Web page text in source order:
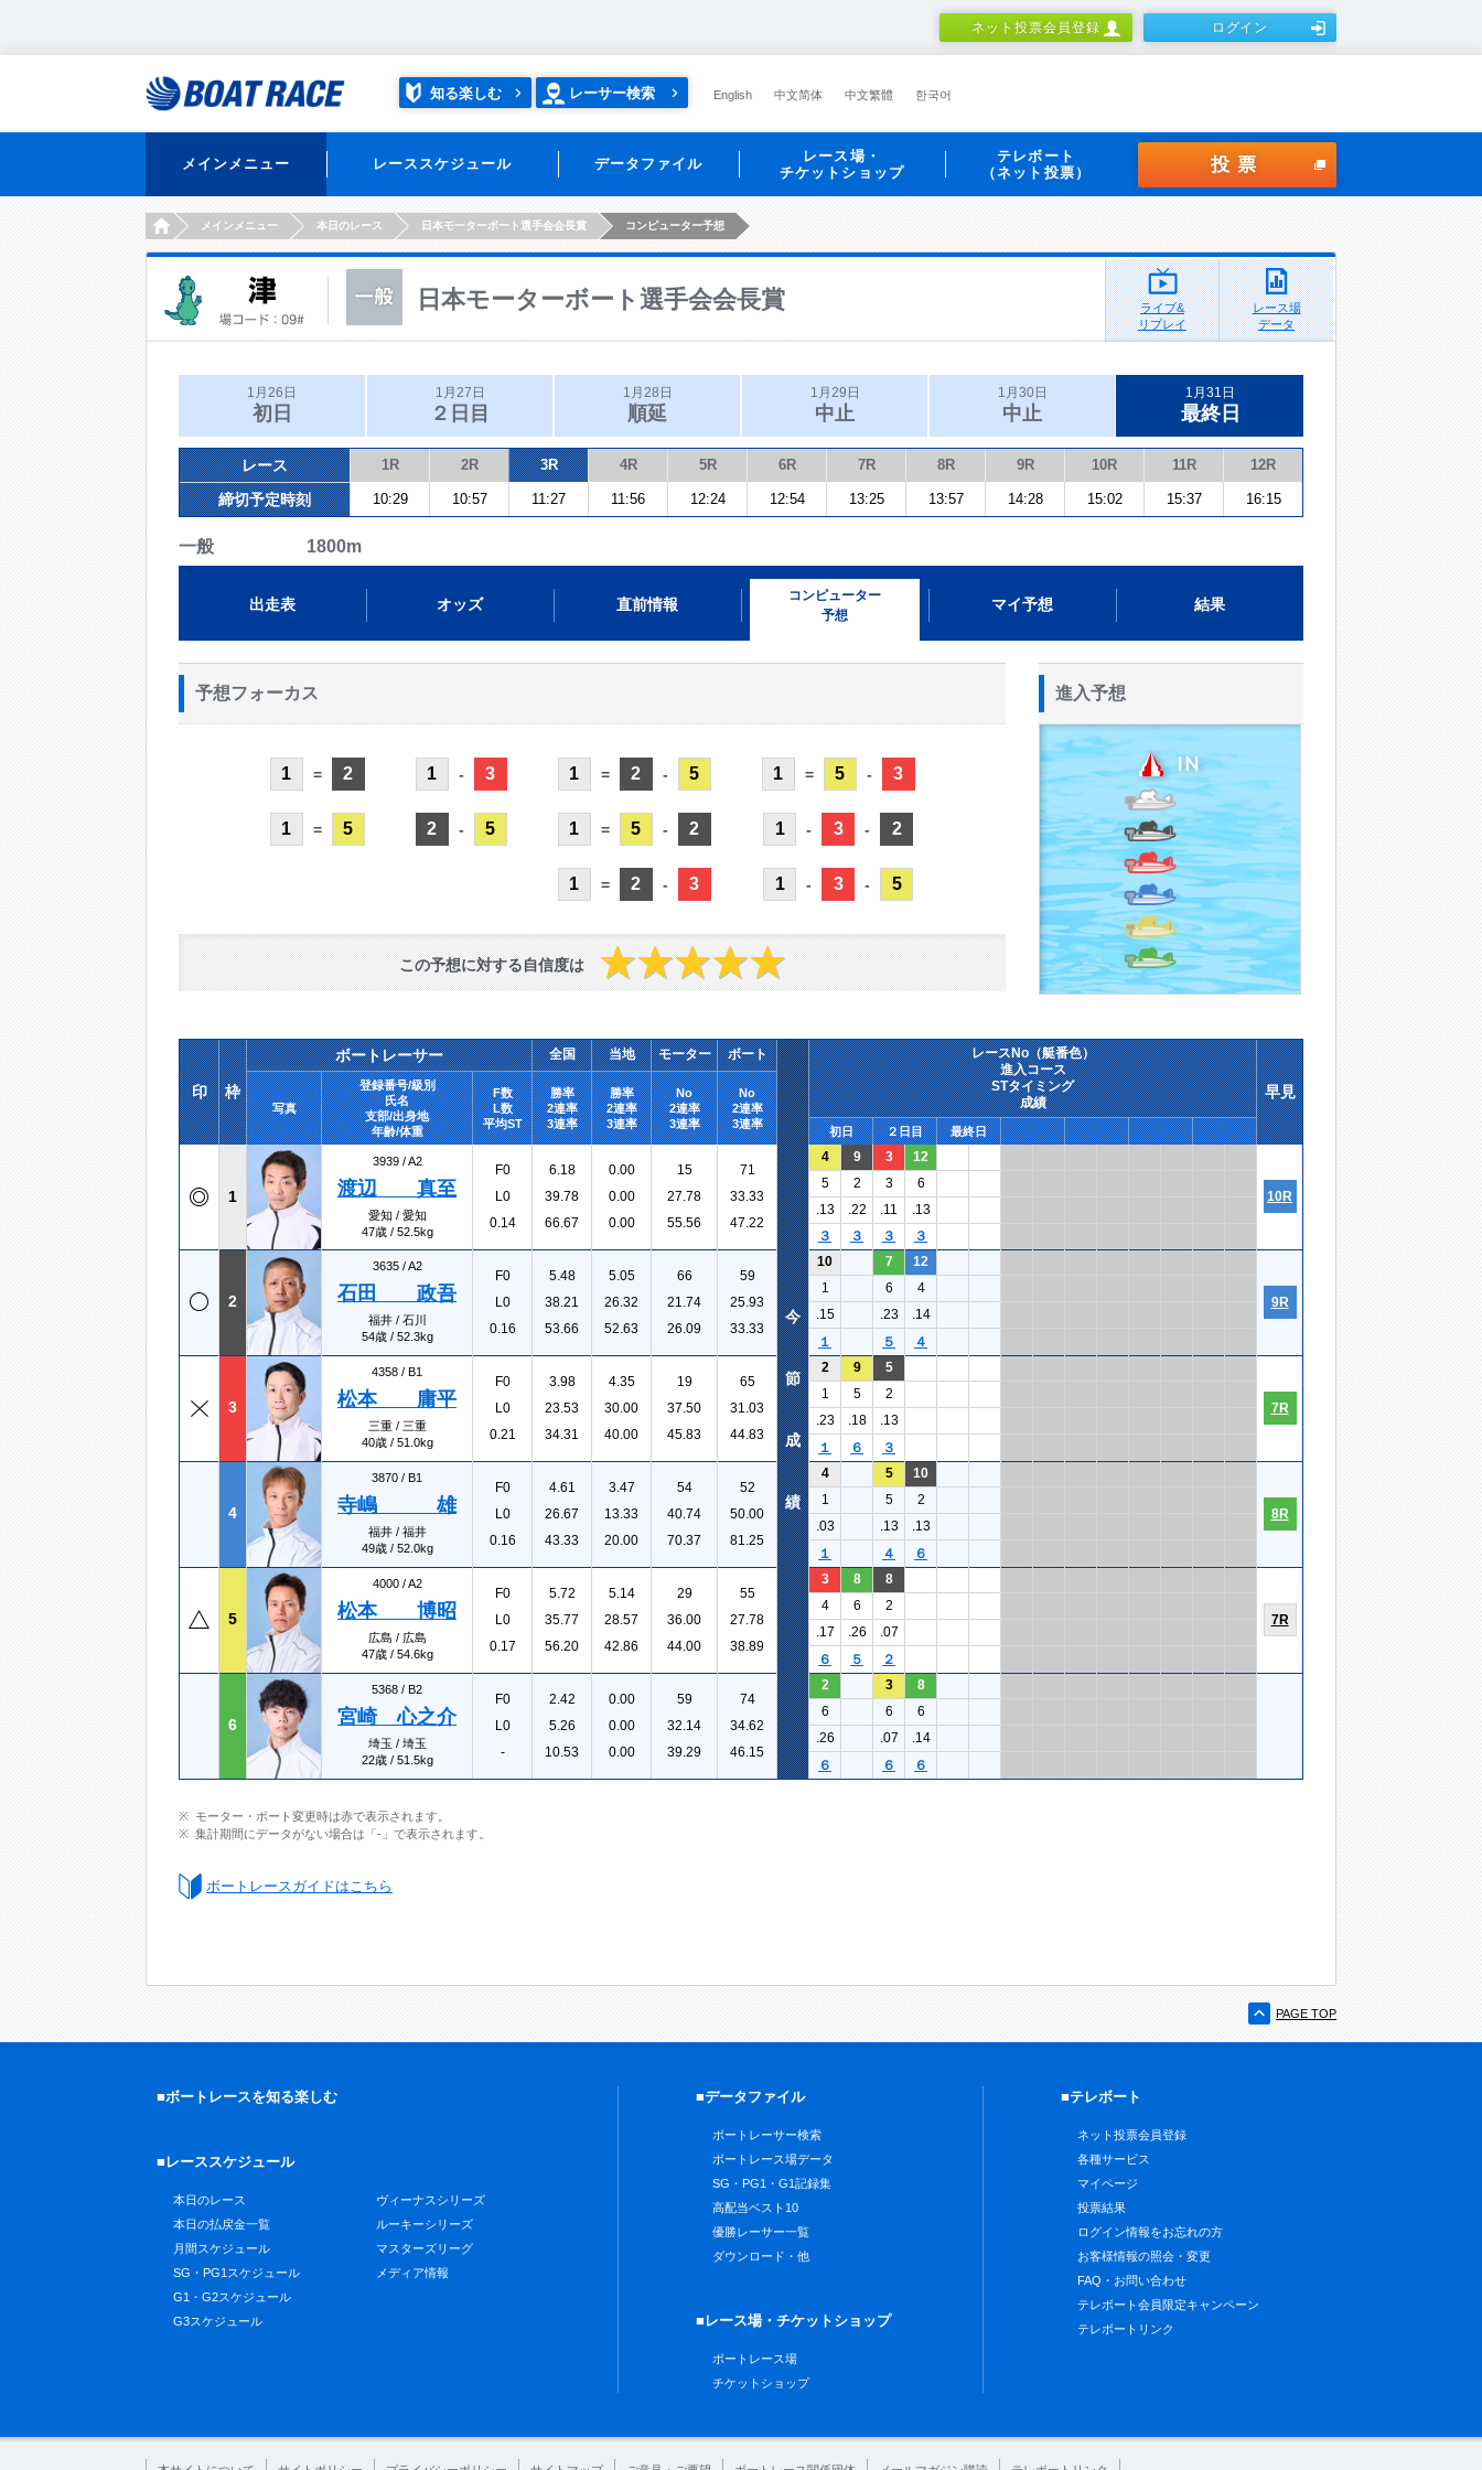
ネット投票会員登録 ログイン
知る楽しむ レーサー検索 English 中文简体 中文繁體 한국어
メインメニュー レーススケジュール データファイル
レース場・
チケットショップ
テレボート
（ネット投票）
投票
HOMEメインメニュー 本日のレース 日本モーターボート選手会会長賞 コンピューター予想
日本モーターボート選手会会長賞
ライブ&
リプレイ
レース場
データ
1月26日
初日
1月27日
２日目
1月28日
順延
1月29日
中止
1月30日
中止
1月31日
最終日
レース 1R 2R 3R 4R 5R 6R 7R 8R 9R 10R 11R 12R
締切予定時刻 10:29 10:57 11:27 11:56 12:24 12:54 13:25 13:57 14:28 15:02 15:37 16:15
一般 1800m
出走表 オッズ 直前情報
コンピューター
予想
マイ予想 結果
予想フォーカス
1 = 2
1 = 5
1 - 3
2 - 5
1 = 2 - 5
1 = 5 - 2
1 = 2 - 3
1 = 5 - 3
1 - 3 - 2
1 - 3 - 5
この予想に対する自信度は
進入予想
印 枠
ボートレーサー 全国 当地 モーター ボート
レースNo（艇番色）
進入コース
STタイミング
成績
早見
写真
登録番号/級別
氏名
支部/出身地
年齢/体重
F数
L数
平均ST
勝率
2連率
3連率
勝率
2連率
3連率
No
2連率
3連率
No
2連率
3連率
初日 ２日目 最終日
1
3939 /A2
渡辺 真至
愛知 / 愛知
47歳 / 52.5kg
F0
L0
0.14
6.18
39.78
66.67
0.00
0.00
0.00
15
27.78
55.56
71
33.33
47.22
4 9 3 12
10R
5 2 3
6
.13
.22 .11
.13
３
３ ３ ３
2
3635 /A2
石田 政吾
福井 / 石川
54歳 / 52.3kg
F0
L0
0.16
5.48
38.21
53.66
5.05
26.32
52.63
66
21.74
26.09
59
25.93
33.33
10 7 12
9R
1 6
4
.15
.23
.14
１
５ ４
3
4358 / B1
松本 庸平
三重 / 三重
40歳 / 51.0kg
F0
L0
0.21
3.98
23.53
34.31
4.35
30.00
40.00
19
37.50
45.83
65
31.03
44.83
2 9 5
7R
1 5
2
.23
.18
.13
１
６ ３
4
3870 / B1
寺嶋 雄
福井 / 福井
49歳 / 52.0kg
F0
L0
0.16
4.61
26.67
43.33
3.47
13.33
20.00
54
40.74
70.37
52
50.00
81.25
4 5 10
8R
1 5
2
.03
.13
.13
１
４ ６
5
4000 /A2
松本 博昭
広島 / 広島
47歳 / 54.6kg
F0
L0
0.17
5.72
35.77
56.20
5.14
28.57
42.86
29
36.00
44.00
55
27.78
38.89
3 8 8
7R
4 6
2
.17
.26
.07
６
５ ２
6
5368 / B2
宮崎 心之介
埼玉 / 埼玉
22歳 / 51.5kg
F0
L0
-
2.42
5.26
10.53
0.00
0.00
0.00
59
32.14
39.29
74
34.62
46.15
2 3
8
6
6
6
.26
.07
.14
６
６ ６
今
節
成
績
モーター・ボート変更時は赤で表示されます。
集計期間にデータがない場合は「-」で表示されます。
ボートレースガイドはこちら
PAGE TOP
■ボートレースを知る楽しむ
■レーススケジュール
本日のレース
本日の払戻金一覧
月間スケジュール
SG・PG1スケジュール
G1・G2スケジュール
G3スケジュール
ヴィーナスシリーズ
ルーキーシリーズ
マスターズリーグ
メディア情報
■データファイル
ボートレーサー検索
ボートレース場データ
SG・PG1・G1記録集
高配当ベスト10
優勝レーサー一覧
ダウンロード・他
■レース場・チケットショップ
ボートレース場
チケットショップ
■テレボート
ネット投票会員登録
各種サービス
マイページ
投票結果
ログイン情報をお忘れの方
お客様情報の照会・変更
FAQ・お問い合わせ
テレボート会員限定キャンペーン
テレボートリンク